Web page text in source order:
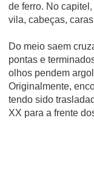
de ferro. No
vila, cabeças,
Do meio saem
pontas e
olhos pendem
Originalmente,
tendo sido
XX para a frente